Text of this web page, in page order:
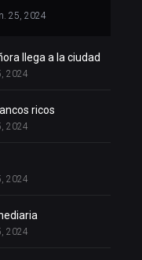
25, 2024
llega a la ciudad
2024
ricos
2024
2024
2024